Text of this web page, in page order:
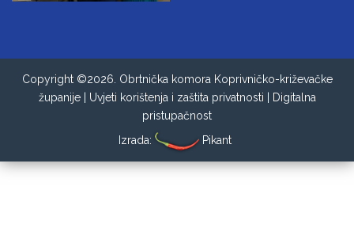
Copyright ©2026. Obrtnička komora Koprivničko-križevačke
županije | Uvjeti korištenja i zaštita privatnosti
Digitalna
pristupačnost
Izrada:
Pikant